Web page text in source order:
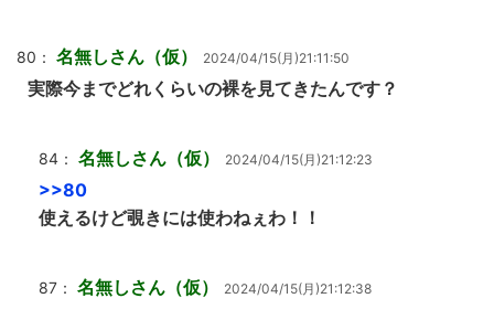
80： 名無しさん（仮） 2024/04/15(月)21:11:50
実際今までどれくらいの裸を見てきたんです？
84： 名無しさん（仮） 2024/04/15(月)21:12:23
>>80
使えるけど覗きには使わねぇわ！！
87： 名無しさん（仮） 2024/04/15(月)21:12:38